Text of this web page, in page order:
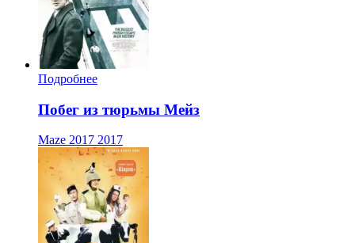
Подробнее
Побег из тюрьмы Мейз
Maze 2017 2017